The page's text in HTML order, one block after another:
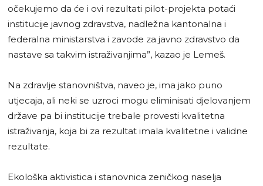
očekujemo da će i ovi rezultati pilot-projekta potaći
institucije javnog zdravstva, nadležna kantonalna i
federalna ministarstva i zavode za javno zdravstvo da
nastave sa takvim istraživanjima”, kazao je Lemeš.
Na zdravlje stanovništva, naveo je, ima jako puno
utjecaja, ali neki se uzroci mogu eliminisati djelovanjem
države pa bi institucije trebale provesti kvalitetna
istraživanja, koja bi za rezultat imala kvalitetne i validne
rezultate.
Ekološka aktivistica i stanovnica zeničkog naselja